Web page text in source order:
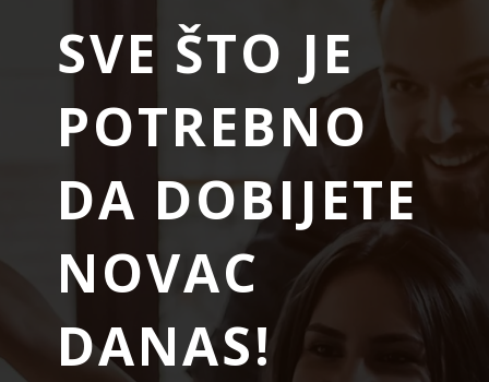
SVE ŠTO JE
POTREBNO
DA DOBIJETE
NOVAC
DANAS!